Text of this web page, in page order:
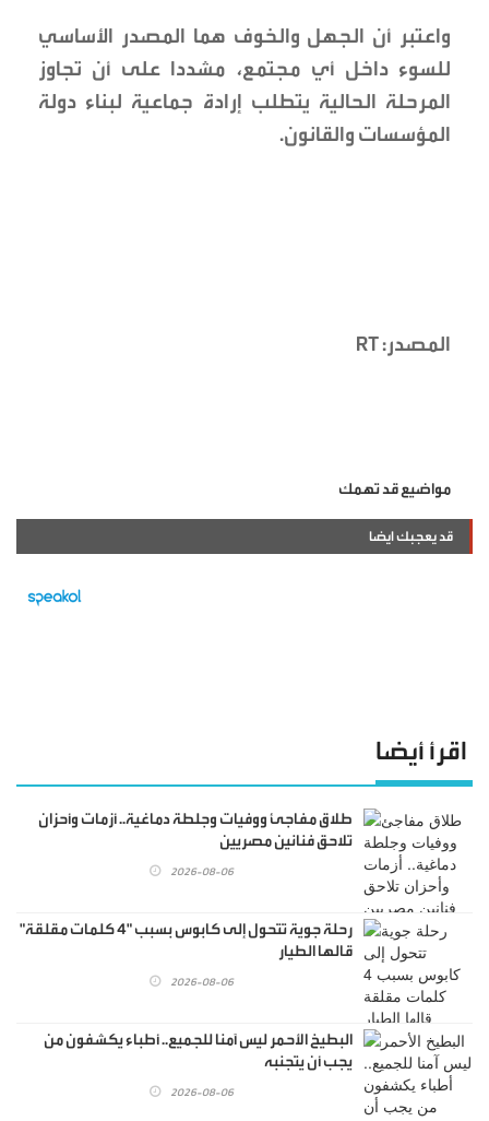
واعتبر أن الجهل والخوف هما المصدر الأساسي
للسوء داخل أي مجتمع، مشددا على أن تجاوز
المرحلة الحالية يتطلب إرادة جماعية لبناء دولة
المؤسسات والقانون.
المصدر: RT
مواضيع قد تهمك
قد يعجبك ايضا
اقرأ أيضا
طلاق مفاجئ ووفيات وجلطة دماغية.. أزمات وأحزان
تلاحق فنانين مصريين
2026-08-06
رحلة جوية تتحول إلى كابوس بسبب "4 كلمات مقلقة"
قالها الطيار
2026-08-06
البطيخ الأحمر ليس آمنا للجميع.. أطباء يكشفون من
يجب أن يتجنبه
2026-08-06